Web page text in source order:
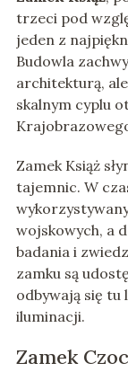
trzeci pod
jeden z
Budowla
architekturą,
skalnym cyplu
Zamek Książ
tajemnic. W
wojskowych, a
badania i
zamku są
odbywają się tu
iluminacji.
Zamek